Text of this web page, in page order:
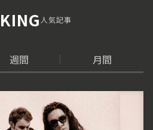
人気記事
週間 月間